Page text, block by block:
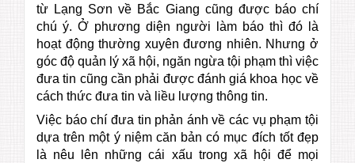
từ Lạng Sơn về Bắc Giang cũng được báo chí
chú ý. Ở phương diện người làm báo thì đó là
hoạt động thường xuyên đương nhiên. Nhưng ở
góc độ quản lý xã hội, ngăn ngừa tội phạm thì việc
đưa tin cũng cần phải được đánh giá khoa học về
cách thức đưa tin và liều lượng thông tin.
Việc báo chí đưa tin phản ánh về các vụ phạm tội
dựa trên một ý niệm căn bản có mục đích tốt đẹp
là nêu lên những cái xấu trong xã hội để mọi